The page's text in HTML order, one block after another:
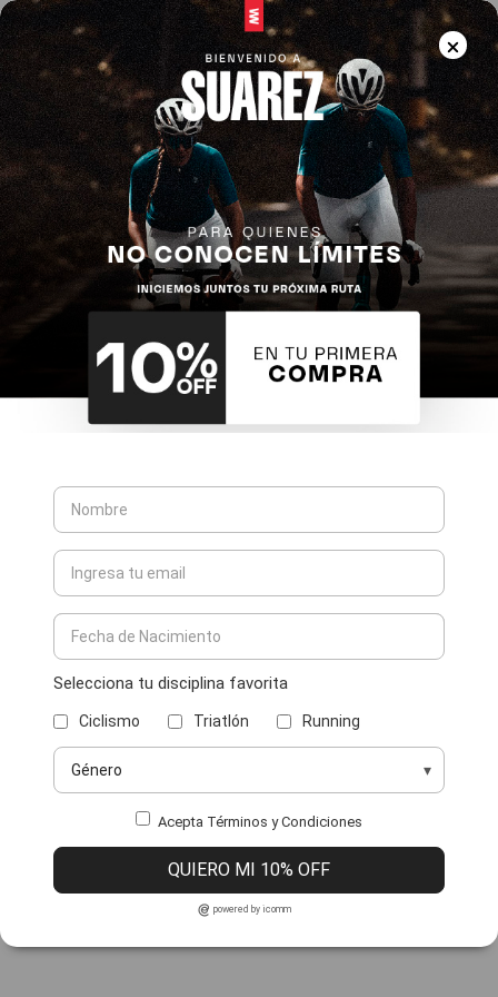
Selecciona tu disciplina favorita
Ciclismo Triatlón Running
Acepta Términos y Condiciones
QUIERO MI 10% OFF
powered by icomm